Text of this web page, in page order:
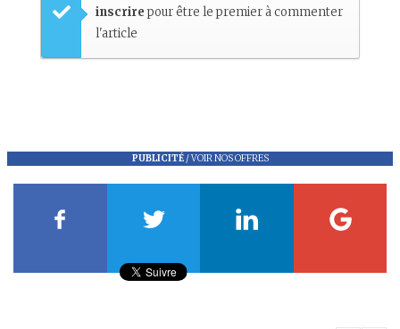
inscrire pour être le premier à commenter
l'article
PUBLICITÉ/VOIR NOS OFFRES